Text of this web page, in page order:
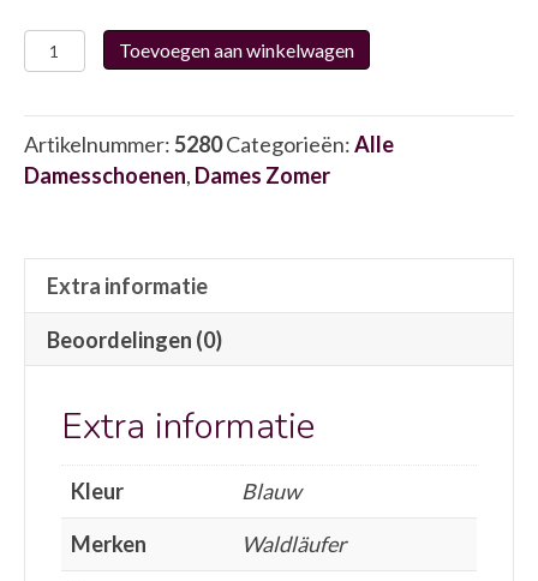
Waldlaufer
720083
aantal
Toevoegen aan winkelwagen
Artikelnummer:5280Categorieën:Alle
Damesschoenen, Dames Zomer
Extra informatie
Beoordelingen (0)
Extra informatie
Kleur
Blauw
Merken
Waldläufer